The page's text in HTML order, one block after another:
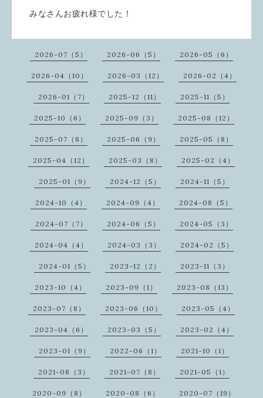
みなさんお疲れ様でした！
2026-07（5） 2026-06（5） 2026-05（6）
2026-04（10） 2026-03（12） 2026-02（4）
2026-01（7） 2025-12（11） 2025-11（5）
2025-10（6） 2025-09（3） 2025-08（12）
2025-07（8） 2025-06（9） 2025-05（8）
2025-04（12） 2025-03（8） 2025-02（4）
2025-01（9） 2024-12（5） 2024-11（5）
2024-10（4） 2024-09（4） 2024-08（5）
2024-07（7） 2024-06（5） 2024-05（3）
2024-04（4） 2024-03（3） 2024-02（5）
2024-01（5） 2023-12（2） 2023-11（3）
2023-10（4） 2023-09（1） 2023-08（13）
2023-07（8） 2023-06（10） 2023-05（4）
2023-04（6） 2023-03（5） 2023-02（4）
2023-01（9） 2022-06（1） 2021-10（1）
2021-08（3） 2021-07（8） 2021-05（1）
2020-09（8） 2020-08（6） 2020-07（19）